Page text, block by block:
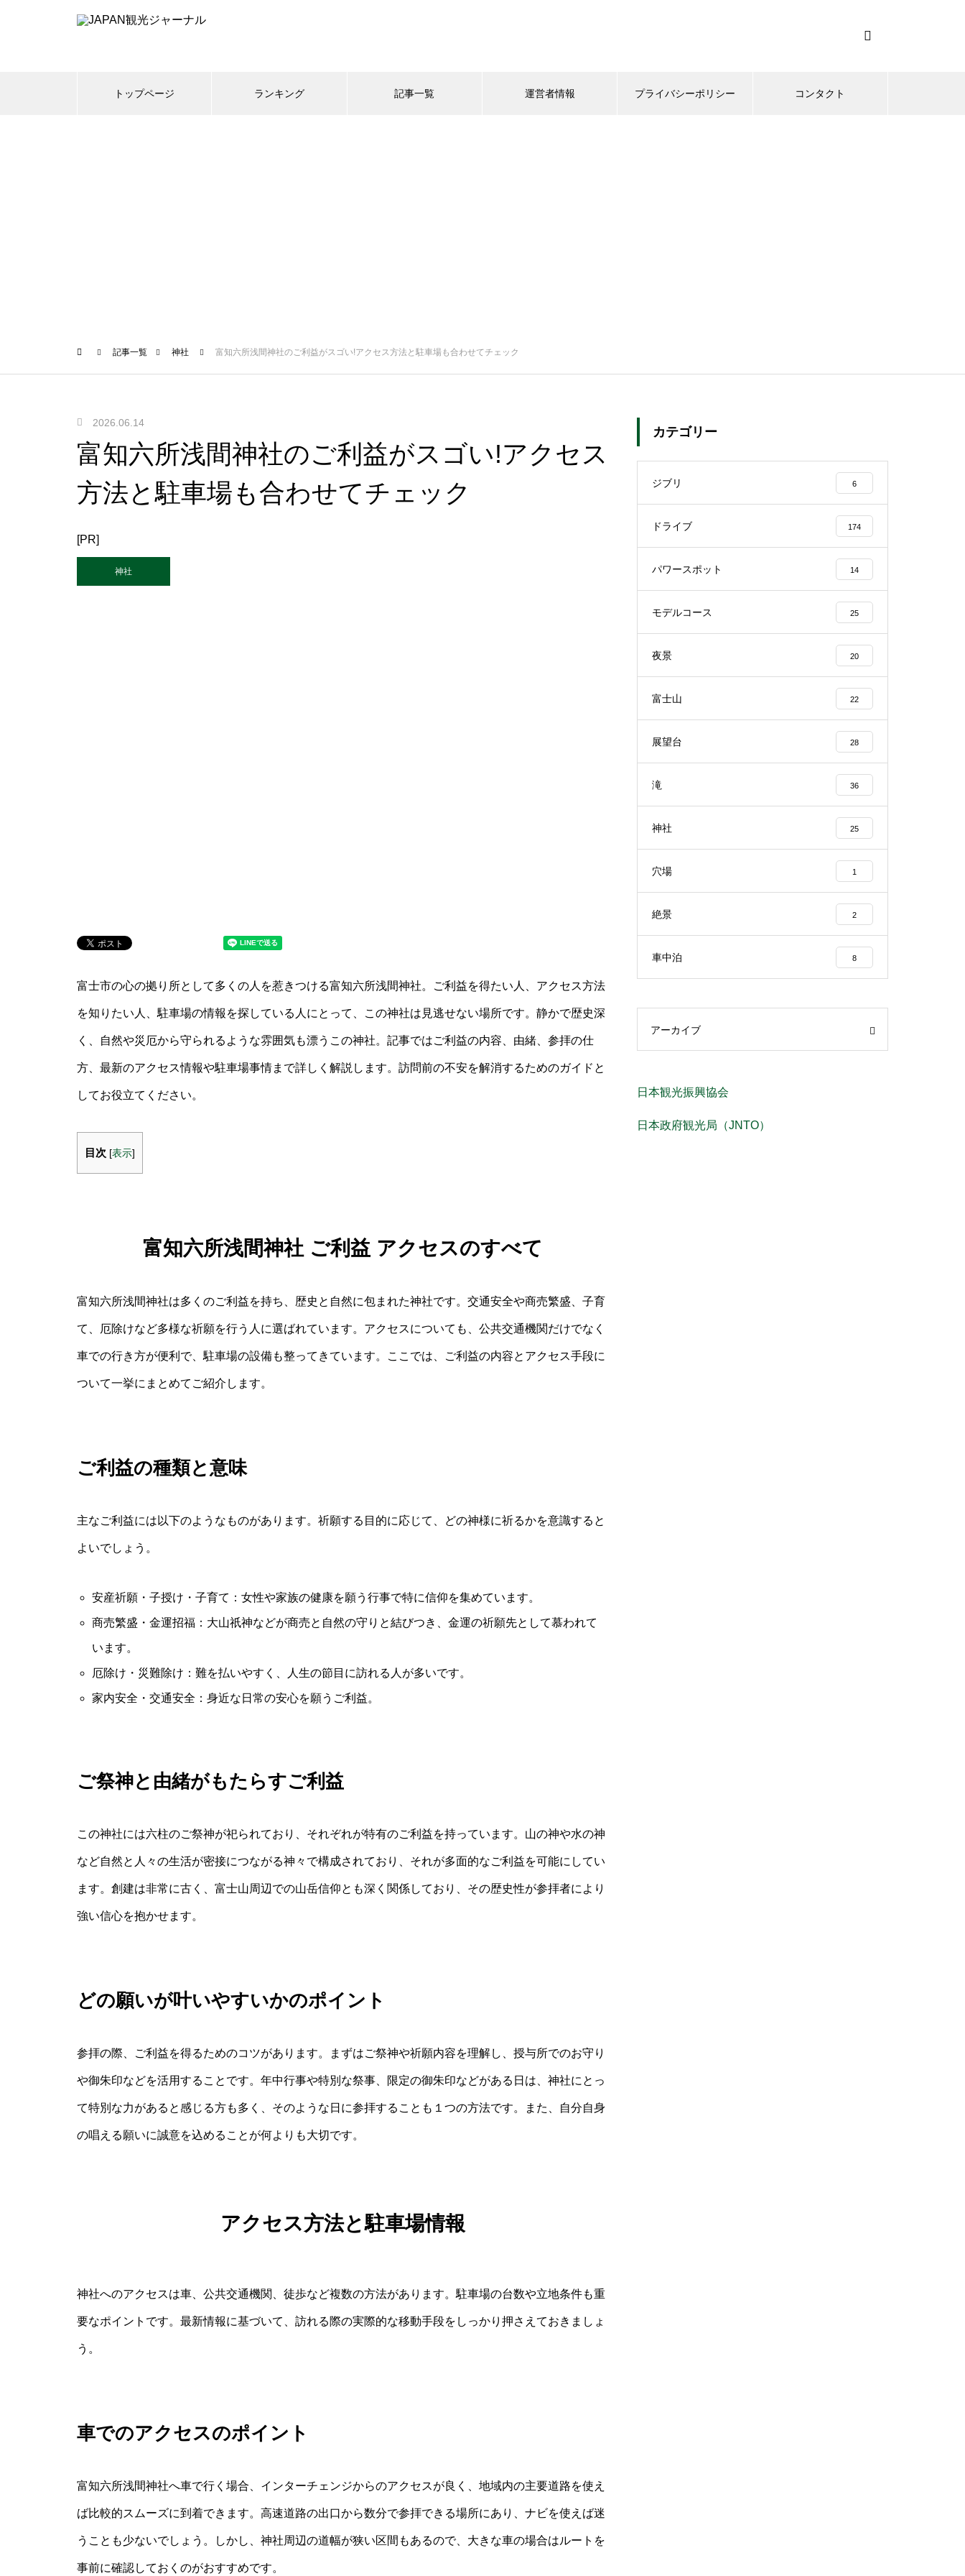
トップページ ランキング 記事一覧 運営者情報 プライバシーポリシー コンタクト
記事一覧 神社 富知六所浅間神社のご利益がスゴい!アクセス方法と駐車場も合わせてチェック
2026.06.14
富知六所浅間神社のご利益がスゴい!アクセス
方法と駐車場も合わせてチェック
[PR]
神社
富士市の心の拠り所として多くの人を惹きつける富知六所浅間神社。ご利益を得たい人、アクセス方法
を知りたい人、駐車場の情報を探している人にとって、この神社は見逃せない場所です。静かで歴史深
く、自然や災厄から守られるような雰囲気も漂うこの神社。記事ではご利益の内容、由緒、参拝の仕
方、最新のアクセス情報や駐車場事情まで詳しく解説します。訪問前の不安を解消するためのガイドと
してお役立てください。
目次 [表示]
富知六所浅間神社 ご利益 アクセスのすべて
富知六所浅間神社は多くのご利益を持ち、歴史と自然に包まれた神社です。交通安全や商売繁盛、子育
て、厄除けなど多様な祈願を行う人に選ばれています。アクセスについても、公共交通機関だけでなく
車での行き方が便利で、駐車場の設備も整ってきています。ここでは、ご利益の内容とアクセス手段に
ついて一挙にまとめてご紹介します。
ご利益の種類と意味
主なご利益には以下のようなものがあります。祈願する目的に応じて、どの神様に祈るかを意識すると
よいでしょう。
安産祈願・子授け・子育て：女性や家族の健康を願う行事で特に信仰を集めています。
商売繁盛・金運招福：大山祇神などが商売と自然の守りと結びつき、金運の祈願先として慕われて
います。
厄除け・災難除け：難を払いやすく、人生の節目に訪れる人が多いです。
家内安全・交通安全：身近な日常の安心を願うご利益。
ご祭神と由緒がもたらすご利益
この神社には六柱のご祭神が祀られており、それぞれが特有のご利益を持っています。山の神や水の神
など自然と人々の生活が密接につながる神々で構成されており、それが多面的なご利益を可能にしてい
ます。創建は非常に古く、富士山周辺での山岳信仰とも深く関係しており、その歴史性が参拝者により
強い信心を抱かせます。
どの願いが叶いやすいかのポイント
参拝の際、ご利益を得るためのコツがあります。まずはご祭神や祈願内容を理解し、授与所でのお守り
や御朱印などを活用することです。年中行事や特別な祭事、限定の御朱印などがある日は、神社にとっ
て特別な力があると感じる方も多く、そのような日に参拝することも１つの方法です。また、自分自身
の唱える願いに誠意を込めることが何よりも大切です。
アクセス方法と駐車場情報
神社へのアクセスは車、公共交通機関、徒歩など複数の方法があります。駐車場の台数や立地条件も重
要なポイントです。最新情報に基づいて、訪れる際の実際的な移動手段をしっかり押さえておきましょ
う。
車でのアクセスのポイント
富知六所浅間神社へ車で行く場合、インターチェンジからのアクセスが良く、地域内の主要道路を使え
ば比較的スムーズに到着できます。高速道路の出口から数分で参拝できる場所にあり、ナビを使えば迷
うことも少ないでしょう。しかし、神社周辺の道幅が狭い区間もあるので、大きな車の場合はルートを
事前に確認しておくのがおすすめです。
カテゴリー
ジブリ 6
ドライブ 174
パワースポット 14
モデルコース 25
夜景 20
富士山 22
展望台 28
滝 36
神社 25
穴場 1
絶景 2
車中泊 8
アーカイブ
日本観光振興協会
日本政府観光局（JNTO）